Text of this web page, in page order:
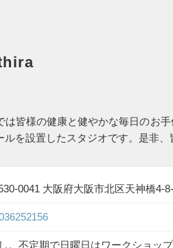
は皆様の健康と健やかな毎日のお
を設置したスタジオです。是非
0041 大阪府大阪市北区天神橋
。不定期で日曜日はワークショップ